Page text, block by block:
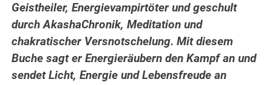
Geistheiler, Energievampirtöter und geschult
durch AkashaChronik, Meditation und
chakratischer Versnotschelung. Mit diesem
Buche sagt er Energieräubern den Kampf an und
sendet Licht, Energie und Lebensfreude an